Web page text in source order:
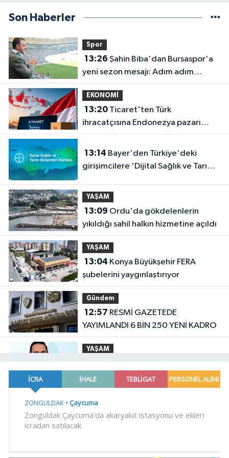
Son Haberler
Spor
13:26
yeni sezon mesajı: Adım adım
şampiyonluğa
EKONOMİ
13:20Ticaret'ten Türk
ihracatçısına Endonezya pazarı
rehberi
13:14
girişimcilere 'Dijital Sağlık ve Tarım
YAŞAM
13:09
yıkıldığı sahil halkın hizmetine açıldı
YAŞAM
13:04
şubelerini yaygınlaştırıyor
Gündem
12:57
YAYIMLANDI 6 BİN 250 YENİ KADRO
YAŞAM
kesesi iltihabı çıkıyor
12:38Bursa Keles'te yollar hem